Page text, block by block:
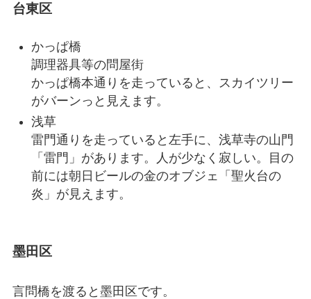
台東区
かっぱ橋
調理器具等の問屋街
かっぱ橋本通りを走っていると、スカイツリー
がバーンっと見えます。
浅草
雷門通りを走っていると左手に、浅草寺の山門
「雷門」があります。人が少なく寂しい。目の
前には朝日ビールの金のオブジェ「聖火台の
炎」が見えます。
墨田区
言問橋を渡ると墨田区です。